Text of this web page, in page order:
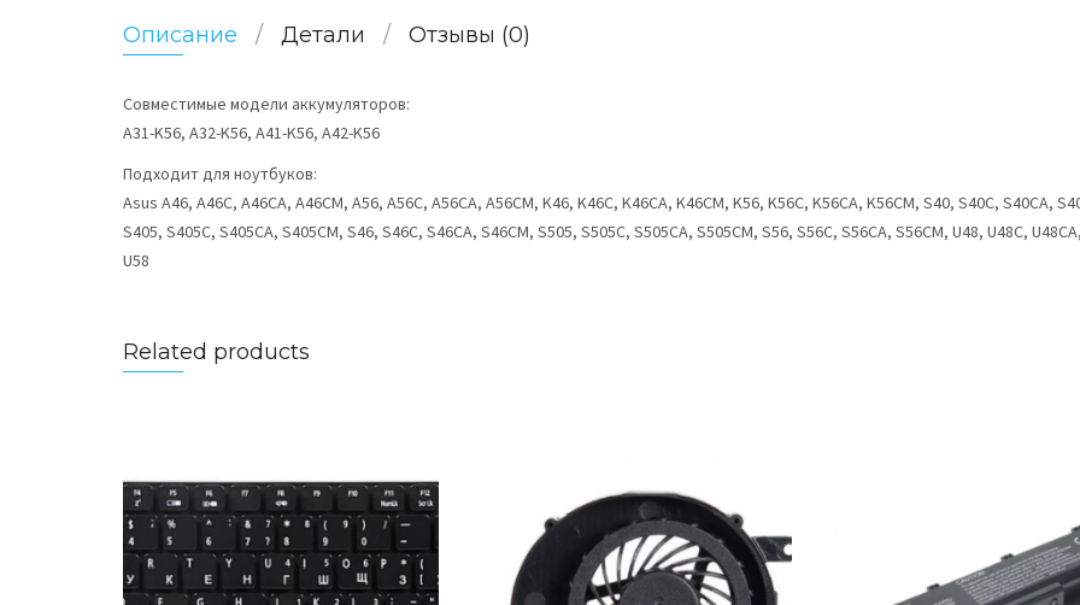
Описание Детали Отзывы (0)
Совместимые модели аккумуляторов:
A31-K56, A32-K56, A41-K56, A42-K56
Подходит для ноутбуков:
Asus A46, A46C, A46CA, A46CM, A56, A56C, A56CA, A56CM, K46, K46C, K46CA, K46CM, K56, K56C, K56CA, K56CM, S40, S40C, S40CA,
S405, S405C, S405CA, S405CM, S46, S46C, S46CA, S46CM, S505, S505C, S505CA, S505CM, S56, S56C, S56CA, S56CM, U48, U48C,
U58
Related products